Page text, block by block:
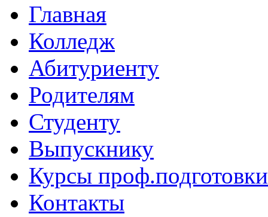
Главная
Колледж
Абитуриенту
Родителям
Студенту
Выпускнику
Курсы проф.подготовки
Контакты